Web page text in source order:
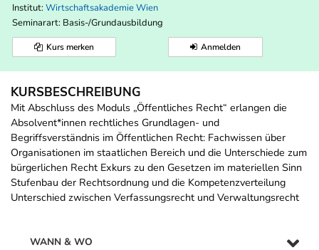
Institut: Wirtschaftsakademie Wien
Seminarart: Basis-/Grundausbildung
Kurs merken Anmelden
KURSBESCHREIBUNG
Mit Abschluss des Moduls „Öffentliches Recht“ erlangen die
Absolvent*innen rechtliches Grundlagen- und
Begriffsverständnis im Öffentlichen Recht: Fachwissen über
Organisationen im staatlichen Bereich und die Unterschiede zum
bürgerlichen Recht Exkurs zu den Gesetzen im materiellen Sinn
Stufenbau der Rechtsordnung und die Kompetenzverteilung
Unterschied zwischen Verfassungsrecht und Verwaltungsrecht
WANN & WO